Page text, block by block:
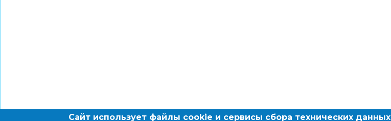
Сайт использует файлы cookie и сервисы сбора технических данных